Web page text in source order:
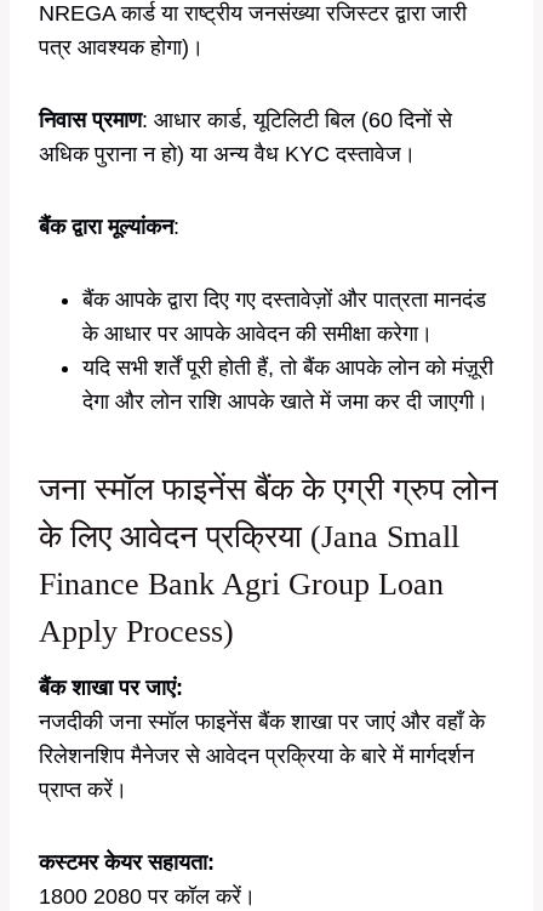
NREGA कार्ड या राष्ट्रीय जनसंख्या रजिस्टर द्वारा जारी
पत्र आवश्यक होगा)।
निवास प्रमाण: आधार कार्ड, यूटिलिटी बिल (60 दिनों से
अधिक पुराना न हो) या अन्य वैध KYC दस्तावेज।
बैंक द्वारा मूल्यांकन:
बैंक आपके द्वारा दिए गए दस्तावेज़ों और पात्रता मानदंड
के आधार पर आपके आवेदन की समीक्षा करेगा।
यदि सभी शर्तें पूरी होती हैं, तो बैंक आपके लोन को मंज़ूरी
देगा और लोन राशि आपके खाते में जमा कर दी जाएगी।
जना स्मॉल फाइनेंस बैंक के एग्री ग्रुप लोन
के लिए आवेदन प्रक्रिया (Jana Small
Finance Bank Agri Group Loan
Apply Process)
बैंक शाखा पर जाएं:
नजदीकी जना स्मॉल फाइनेंस बैंक शाखा पर जाएं और वहाँ के
रिलेशनशिप मैनेजर से आवेदन प्रक्रिया के बारे में मार्गदर्शन
प्राप्त करें।
कस्टमर केयर सहायता:
1800 2080 पर कॉल करें।